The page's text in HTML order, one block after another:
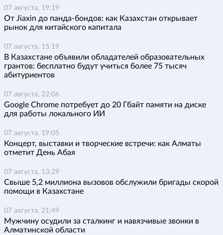
07 августа, 19:19
От Jiaxin до панда-бондов: как Казахстан открывает
рынок для китайского капитала
07 августа, 15:19
В Казахстане объявили обладателей образовательных
грантов: бесплатно будут учиться более 75 тысяч
абитуриентов
07 августа, 22:06
Google Chrome потребует до 20 Гбайт памяти на диске
для работы локального ИИ
07 августа, 19:05
Концерт, выставки и творческие встречи: как Алматы
отметит День Абая
07 августа, 13:29
Свыше 5,2 миллиона вызовов обслужили бригады скорой
помощи в Казахстане
07 августа, 21:49
Мужчину осудили за сталкинг и навязчивые звонки в
Алматинской области